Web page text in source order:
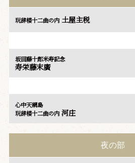
玩辞楼十二曲の内土屋主税
坂田藤十郎米寿記念
寿栄藤末廣
心中天網島
玩辞楼十二曲の内河庄
夜の部